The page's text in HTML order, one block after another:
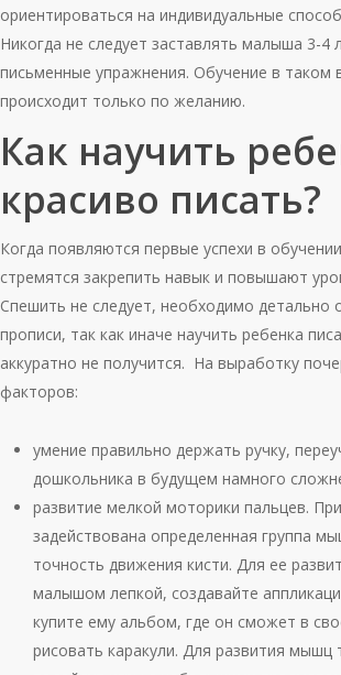
ориентироваться на индивидуальные
Никогда не следует заставлять малыша 3-4
письменные упражнения. Обучение в таком
происходит только по желанию.
Как научить
красиво писать?
Когда появляются первые успехи в
стремятся закрепить навык и повышают
Спешить не следует, необходимо детально
прописи, так как иначе научить ребенка
аккуратно не получится. На выработку
факторов:
умение правильно держать ручку,
дошкольника в будущем намного
развитие мелкой моторики пальцев.
задействована определенная группа
точность движения кисти. Для ее
малышом лепкой, создавайте
купите ему альбом, где он сможет в
рисовать каракули. Для развития